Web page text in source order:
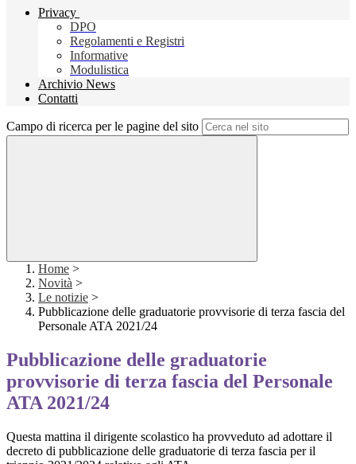
Privacy
DPO
Regolamenti e Registri
Informative
Modulistica
Archivio News
Contatti
Campo di ricerca per le pagine del sito
Home >
Novità >
Le notizie >
Pubblicazione delle graduatorie provvisorie di terza fascia del
Personale ATA 2021/24
Pubblicazione delle graduatorie
provvisorie di terza fascia del Personale
ATA 2021/24
Questa mattina il dirigente scolastico ha provveduto ad adottare il
decreto di pubblicazione delle graduatorie di terza fascia per il